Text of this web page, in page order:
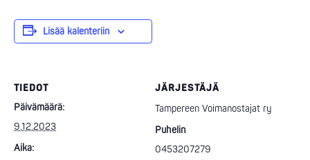
Lisää kalenteriin
TIEDOT
Päivämäärä:
9.12.2023
Aika:
JÄRJESTÄJÄ
Tampereen Voimanostajat ry
Puhelin
0453207279